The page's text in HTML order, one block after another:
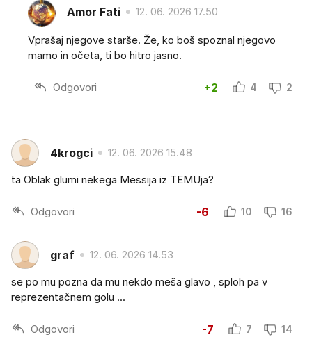
Amor Fati 12. 06. 2026 17.50
Vprašaj njegove starše. Že, ko boš spoznal njegovo
mamo in očeta, ti bo hitro jasno.
Odgovori +2 4 2
4krogci 12. 06. 2026 15.48
ta Oblak glumi nekega Messija iz TEMUja?
Odgovori -6 10 16
graf 12. 06. 2026 14.53
se po mu pozna da mu nekdo meša glavo , sploh pa v
reprezentačnem golu ...
Odgovori -7 7 14